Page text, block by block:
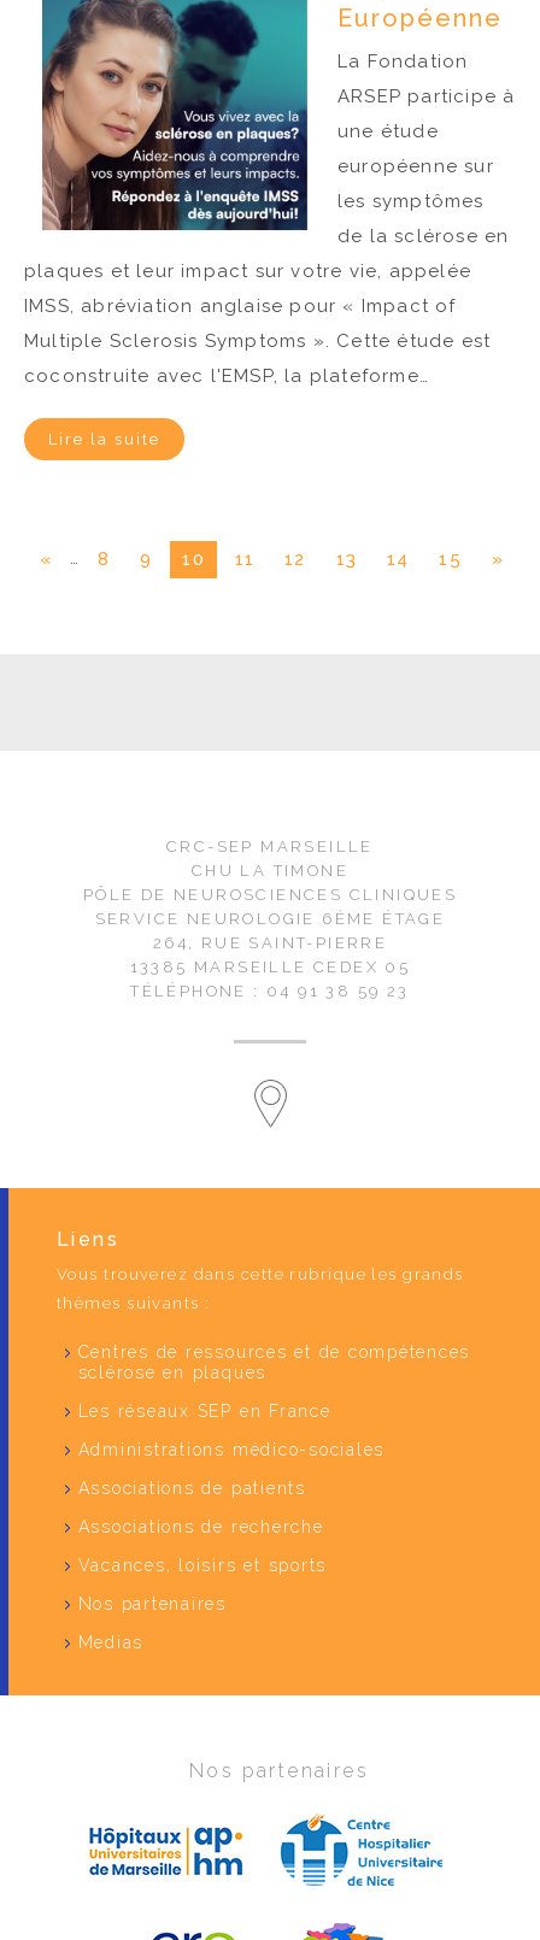
Européenne
La Fondation
ARSEP participe à
une étude
européenne sur
les symptômes
de la sclérose en
plaques et leur impact sur votre vie, appelée
IMSS, abréviation anglaise pour « Impact of
Multiple Sclerosis Symptoms ». Cette étude est
coconstruite avec l'EMSP, la plateforme…
Lire la suite
« … 8 9 10 11 12 13 14 15 »
CRC-SEP MARSEILLE
CHU LA TIMONE
PÔLE DE NEUROSCIENCES CLINIQUES
SERVICE NEUROLOGIE 6ÈME ÉTAGE
264, RUE SAINT-PIERRE
13385 MARSEILLE CEDEX 05
TÉLÉPHONE : 04 91 38 59 23
Liens
Vous trouverez dans cette rubrique les grands
thèmes suivants :
Centres de ressources et de compétences
sclérose en plaques
Les réseaux SEP en France
Administrations médico-sociales
Associations de patients
Associations de recherche
Vacances, loisirs et sports
Nos partenaires
Medias
Nos partenaires